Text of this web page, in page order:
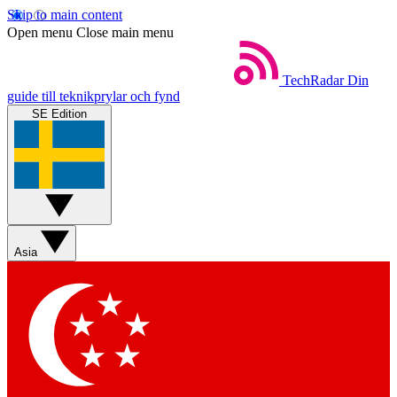
Skip to main content
Open menu Close main menu
TechRadar Din
guide till teknikprylar och fynd
SE Edition
Asia